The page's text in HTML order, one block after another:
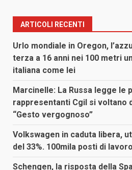
ARTICOLI RECENTI
Urlo mondiale in Oregon,
terza a 16 anni nei 100 metri
italiana come lei
Marcinelle: La Russa legge le
rappresentanti Cgil si voltano
“Gesto vergognoso”
Volkswagen in caduta libera,
del 33%. 100mila posti di
Schengen, la risposta della